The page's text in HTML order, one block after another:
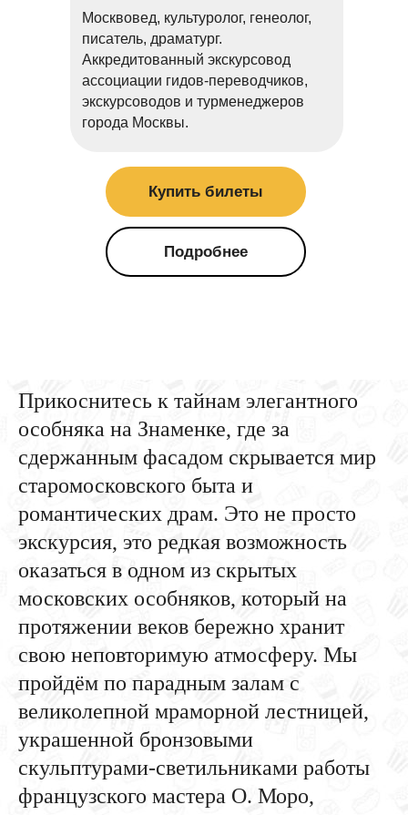
Купить билеты
Подробнее
Москвовед, культуролог, генеолог,
писатель, драматург.
Аккредитованный экскурсовод
ассоциации гидов-переводчиков,
экскурсоводов и турменеджеров
города Москвы.
Прикоснитесь к тайнам элегантного
особняка на Знаменке, где за
сдержанным фасадом скрывается мир
старомосковского быта и
романтических драм. Это не просто
экскурсия, это редкая возможность
оказаться в одном из скрытых
московских особняков, который на
протяжении веков бережно хранит
свою неповторимую атмосферу. Мы
пройдём по парадным залам с
великолепной мраморной лестницей,
украшенной бронзовыми
скульптурами-светильниками работы
французского мастера О. Моро,